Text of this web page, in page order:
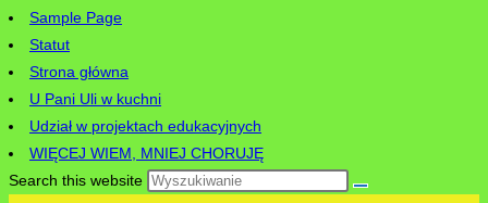
Sample Page
Statut
Strona główna
U Pani Uli w kuchni
Udział w projektach edukacyjnych
WIĘCEJ WIEM, MNIEJ CHORUJĘ
Search this website